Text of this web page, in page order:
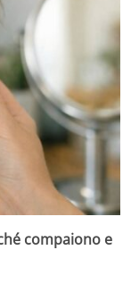
compaiono e